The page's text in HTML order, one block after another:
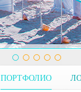
ПОРТФОЛИО